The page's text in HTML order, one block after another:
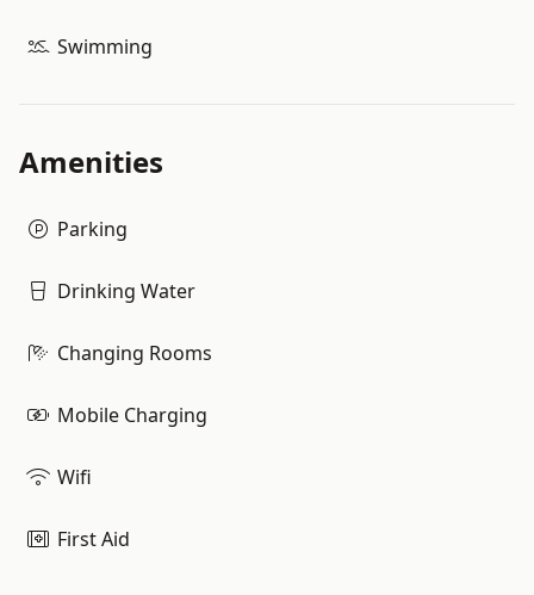
Swimming
Amenities
Parking
Drinking Water
Changing Rooms
Mobile Charging
Wifi
First Aid